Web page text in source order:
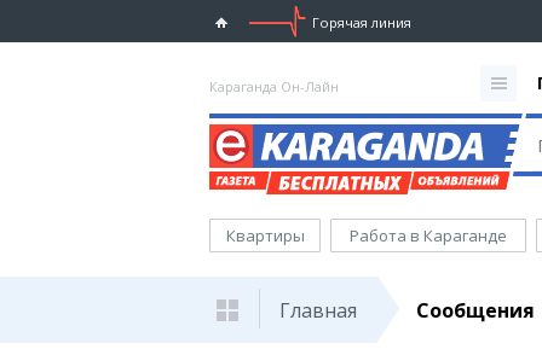
Горячая линия
Караганда Он-Лайн
Квартиры Работа в Караганде
Главная Сообщения